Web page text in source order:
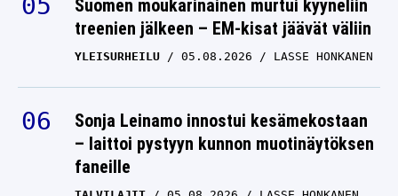
Suomen moukarinainen murtui kyyneliin
treenien jälkeen – EM-kisat jäävät väliin
YLEISURHEILU 05.08.2026 LASSE HONKANEN
Sonja Leinamo innostui kesämekostaan
– laittoi pystyyn kunnon muotinäytöksen
faneille